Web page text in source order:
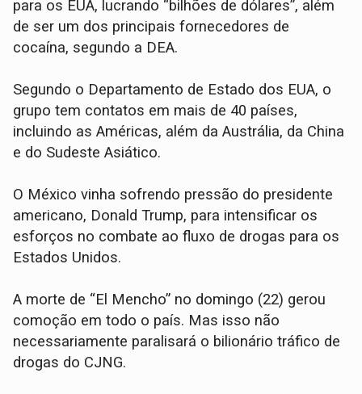
para os EUA, lucrando “bilhões de dólares”, além
de ser um dos principais fornecedores de
cocaína, segundo a DEA.
Segundo o Departamento de Estado dos EUA, o
grupo tem contatos em mais de 40 países,
incluindo as Américas, além da Austrália, da China
e do Sudeste Asiático.
O México vinha sofrendo pressão do presidente
americano, Donald Trump, para intensificar os
esforços no combate ao fluxo de drogas para os
Estados Unidos.
A morte de “El Mencho” no domingo (22) gerou
comoção em todo o país. Mas isso não
necessariamente paralisará o bilionário tráfico de
drogas do CJNG.